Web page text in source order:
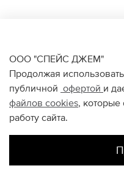
ООО "СПЕЙС ДЖЕМ"
Продолжая
публичной офертой и
файлов cookies,
работу сайта.